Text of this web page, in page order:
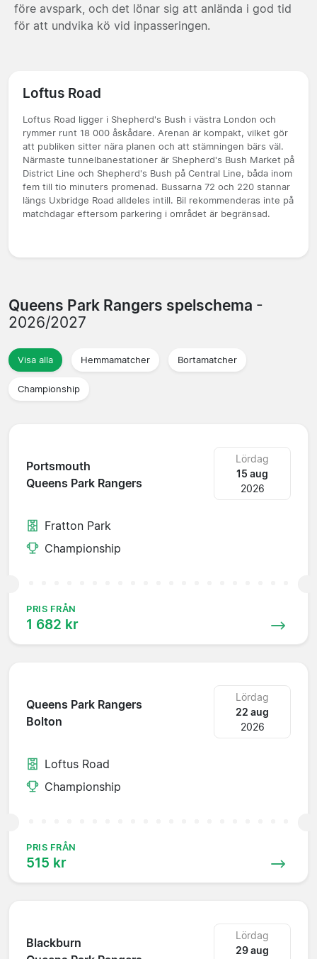
före avspark, och det lönar sig att anlända i god tid
för att undvika kö vid inpasseringen.
Loftus Road
Loftus Road ligger i Shepherd's Bush i västra London och
rymmer runt 18 000 åskådare. Arenan är kompakt, vilket gör
att publiken sitter nära planen och att stämningen bärs väl.
Närmaste tunnelbanestationer är Shepherd's Bush Market på
District Line och Shepherd's Bush på Central Line, båda inom
fem till tio minuters promenad. Bussarna 72 och 220 stannar
längs Uxbridge Road alldeles intill. Bil rekommenderas inte på
matchdagar eftersom parkering i området är begränsad.
Queens Park Rangers spelschema -
2026/2027
Visa alla Hemmamatcher Bortamatcher
Championship
Portsmouth
Queens Park Rangers
Lördag
15 aug
2026
Fratton Park
Championship
PRIS FRÅN
1 682 kr
Queens Park Rangers
Bolton
Lördag
22 aug
2026
Loftus Road
Championship
PRIS FRÅN
515 kr
Blackburn
Lördag
29 aug